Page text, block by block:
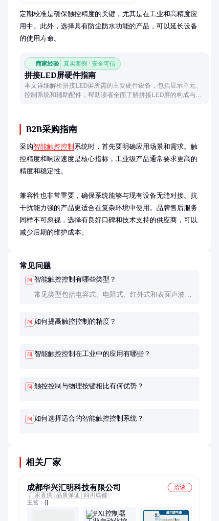
定期校准是确保触控精度的关键，尤其是在工业和高精度应
用中。此外，选择具有防尘防水功能的产品，可以延长设备
的使用寿命。
商家经验 真实案例 · 安全可信
拼接LED屏硬件指南
本文详细解析拼接LED屏所需的主要硬件设备，包括显示单元、
控制系统和辅助配件，帮助读者全面了解拼接LED屏的构成与功
B2B采购指南
采购智能触控控制 系统时，首先要明确应用场景和需求。触
控精度和响应速度是核心指标，工业级产品通常要求更高的
精度和稳定性。
兼容性也非常重要，确保系统能够与现有设备无缝对接。抗
干扰能力强的产品更适合在复杂环境中使用。品牌售后服务
同样不可忽视，选择有良好口碑和技术支持的供应商，可以
减少后期的维护成本。
常见问题
问 智能触控控制有哪些类型？
常见类型包括电容式、电阻式、红外式和表面声波
问 如何提高触控控制的精度？
问 智能触控控制在工业中的应用有哪些？
问 触控控制与物理按键相比有何优势？
问 如何选择适合的智能触控控制系统？
相关厂家
成都华兴汇明科技有限公司
洽谈
厂家直供 品质保证
四川成都
主营： []